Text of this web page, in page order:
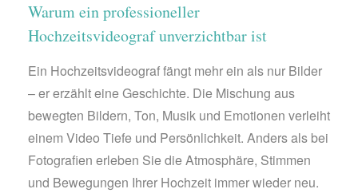
Warum ein professioneller
Hochzeitsvideograf unverzichtbar ist
Ein Hochzeitsvideograf fängt mehr ein als nur Bilder
– er erzählt eine Geschichte. Die Mischung aus
bewegten Bildern, Ton, Musik und Emotionen verleiht
einem Video Tiefe und Persönlichkeit. Anders als bei
Fotografien erleben Sie die Atmosphäre, Stimmen
und Bewegungen Ihrer Hochzeit immer wieder neu.